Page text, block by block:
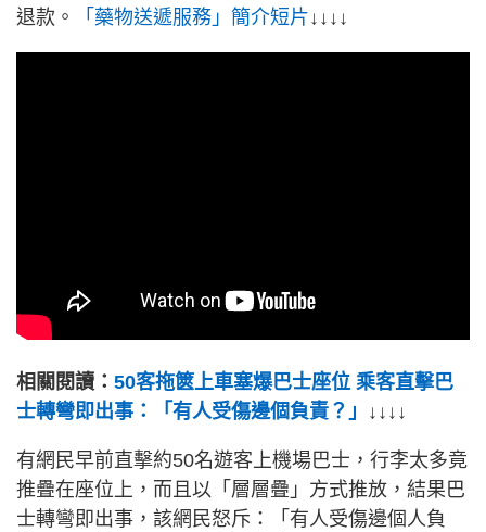
退款。 「藥物送遞服務」簡介短片↓↓↓↓
相關閱讀： 50客拖篋上車塞爆巴士座位 乘客直擊巴
士轉彎即出事：「有人受傷邊個負責？」 ↓↓↓↓
有網民早前直擊約50名遊客上機場巴士，行李太多竟
推疊在座位上，而且以「層層疊」方式推放，結果巴
士轉彎即出事，該網民怒斥：「有人受傷邊個人負